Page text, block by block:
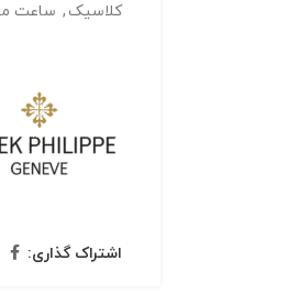
کلاسیک , ساعت
اشتراک گذاری: